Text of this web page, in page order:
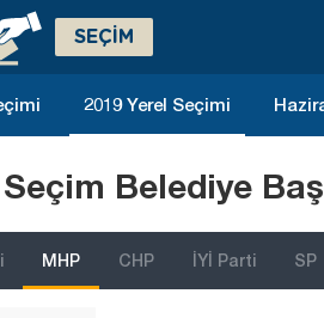
SEÇİM
2019 Yerel Seçimi
Belediye
MHP CHP İYİ Parti SP